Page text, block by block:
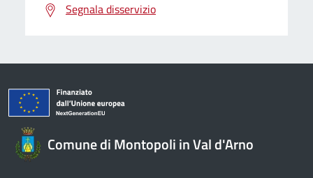
Segnala disservizio
Comune di Montopoli in Val d'Arno